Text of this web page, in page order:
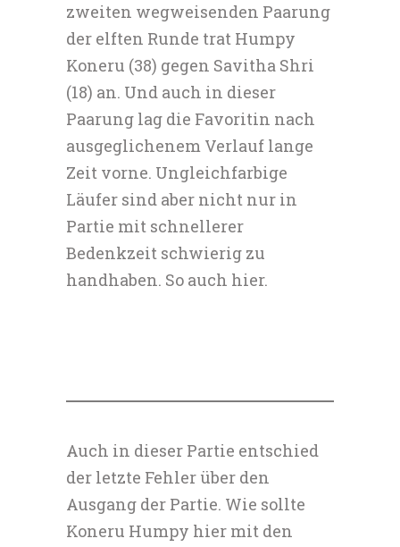
zweiten wegweisenden Paarung
der elften Runde trat Humpy
Koneru (38) gegen Savitha Shri
(18) an. Und auch in dieser
Paarung lag die Favoritin nach
ausgeglichenem Verlauf lange
Zeit vorne. Ungleichfarbige
Läufer sind aber nicht nur in
Partie mit schnellerer
Bedenkzeit schwierig zu
handhaben. So auch hier.
Auch in dieser Partie entschied
der letzte Fehler über den
Ausgang der Partie. Wie sollte
Koneru Humpy hier mit den